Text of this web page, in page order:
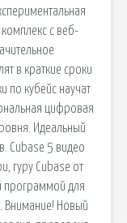
с веб-
в краткие сроки
по кубейс научат
цифровая
Идеальный
Cubase 5 видео
гуру Cubase от
программой для
Внимание! Новый